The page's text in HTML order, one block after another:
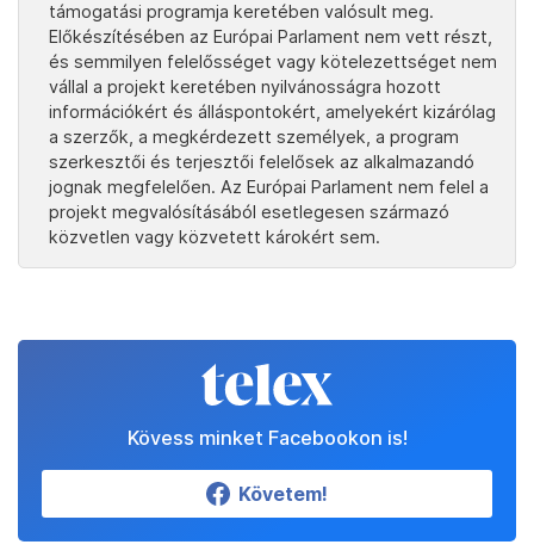
támogatási programja keretében valósult meg.
Előkészítésében az Európai Parlament nem vett részt,
és semmilyen felelősséget vagy kötelezettséget nem
vállal a projekt keretében nyilvánosságra hozott
információkért és álláspontokért, amelyekért kizárólag
a szerzők, a megkérdezett személyek, a program
szerkesztői és terjesztői felelősek az alkalmazandó
jognak megfelelően. Az Európai Parlament nem felel a
projekt megvalósításából esetlegesen származó
közvetlen vagy közvetett károkért sem.
Kövess minket Facebookon is!
Követem!